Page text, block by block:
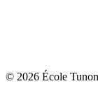
© 2026 École Tunon